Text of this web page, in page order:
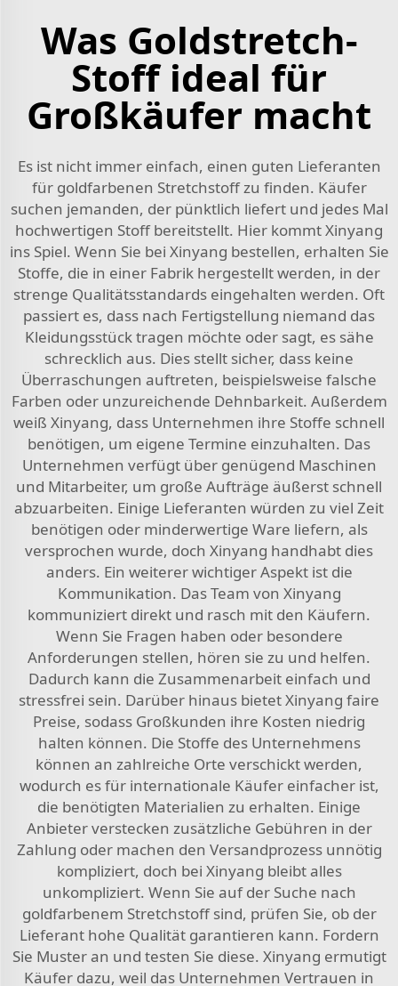
Was Goldstretch-
Stoff ideal für
Großkäufer macht
Es ist nicht immer einfach, einen guten Lieferanten
für goldfarbenen Stretchstoff zu finden. Käufer
suchen jemanden, der pünktlich liefert und jedes Mal
hochwertigen Stoff bereitstellt. Hier kommt Xinyang
ins Spiel. Wenn Sie bei Xinyang bestellen, erhalten Sie
Stoffe, die in einer Fabrik hergestellt werden, in der
strenge Qualitätsstandards eingehalten werden. Oft
passiert es, dass nach Fertigstellung niemand das
Kleidungsstück tragen möchte oder sagt, es sähe
schrecklich aus. Dies stellt sicher, dass keine
Überraschungen auftreten, beispielsweise falsche
Farben oder unzureichende Dehnbarkeit. Außerdem
weiß Xinyang, dass Unternehmen ihre Stoffe schnell
benötigen, um eigene Termine einzuhalten. Das
Unternehmen verfügt über genügend Maschinen
und Mitarbeiter, um große Aufträge äußerst schnell
abzuarbeiten. Einige Lieferanten würden zu viel Zeit
benötigen oder minderwertige Ware liefern, als
versprochen wurde, doch Xinyang handhabt dies
anders. Ein weiterer wichtiger Aspekt ist die
Kommunikation. Das Team von Xinyang
kommuniziert direkt und rasch mit den Käufern.
Wenn Sie Fragen haben oder besondere
Anforderungen stellen, hören sie zu und helfen.
Dadurch kann die Zusammenarbeit einfach und
stressfrei sein. Darüber hinaus bietet Xinyang faire
Preise, sodass Großkunden ihre Kosten niedrig
halten können. Die Stoffe des Unternehmens
können an zahlreiche Orte verschickt werden,
wodurch es für internationale Käufer einfacher ist,
die benötigten Materialien zu erhalten. Einige
Anbieter verstecken zusätzliche Gebühren in der
Zahlung oder machen den Versandprozess unnötig
kompliziert, doch bei Xinyang bleibt alles
unkompliziert. Wenn Sie auf der Suche nach
goldfarbenem Stretchstoff sind, prüfen Sie, ob der
Lieferant hohe Qualität garantieren kann. Fordern
Sie Muster an und testen Sie diese. Xinyang ermutigt
Käufer dazu, weil das Unternehmen Vertrauen in